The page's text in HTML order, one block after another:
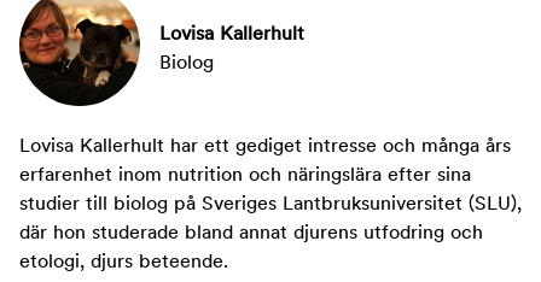
Lovisa Kallerhult
Biolog
Lovisa Kallerhult har ett gediget intresse och många års
erfarenhet inom nutrition och näringslära efter sina
studier till biolog på Sveriges Lantbruksuniversitet (SLU),
där hon studerade bland annat djurens utfodring och
etologi, djurs beteende.